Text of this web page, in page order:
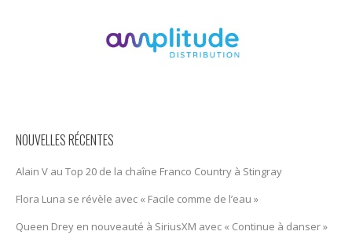
NOUVELLES RÉCENTES
Alain V au Top 20 de la chaîne Franco Country à Stingray
Flora Luna se révèle avec « Facile comme de l’eau »
Queen Drey en nouveauté à SiriusXM avec « Continue à danser »